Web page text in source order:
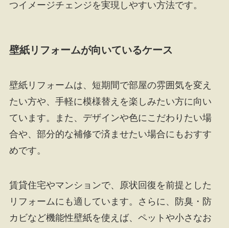
つイメージチェンジを実現しやすい方法です。
壁紙リフォームが向いているケース
壁紙リフォームは、短期間で部屋の雰囲気を変え
たい方や、手軽に模様替えを楽しみたい方に向い
ています。また、デザインや色にこだわりたい場
合や、部分的な補修で済ませたい場合にもおすす
めです。
賃貸住宅やマンションで、原状回復を前提とした
リフォームにも適しています。さらに、防臭・防
カビなど機能性壁紙を使えば、ペットや小さなお